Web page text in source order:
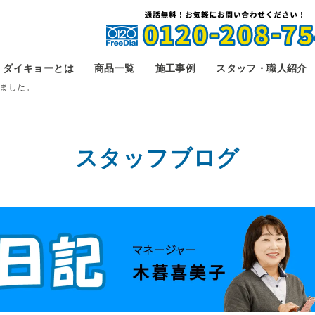
ダイキョーとは 商品一覧 施工事例 スタッフ・職人紹介
した。
スタッフブログ